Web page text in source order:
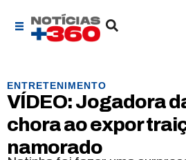
ENTRETENIMENTO
VÍDEO: Jogadora
chora ao expor
namorado